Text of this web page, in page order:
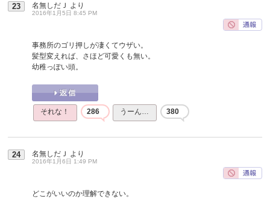
23 名無しだＪ より
2016年1月5日 8:45 PM
事務所のゴリ押しが凄くてウザい。
髪型変えれば、さほど可愛くも無い。
幼稚っぽい頭。
それな！ 286 うーん… 380
24 名無しだＪ より
2016年1月6日 1:49 PM
どこがいいのか理解できない。